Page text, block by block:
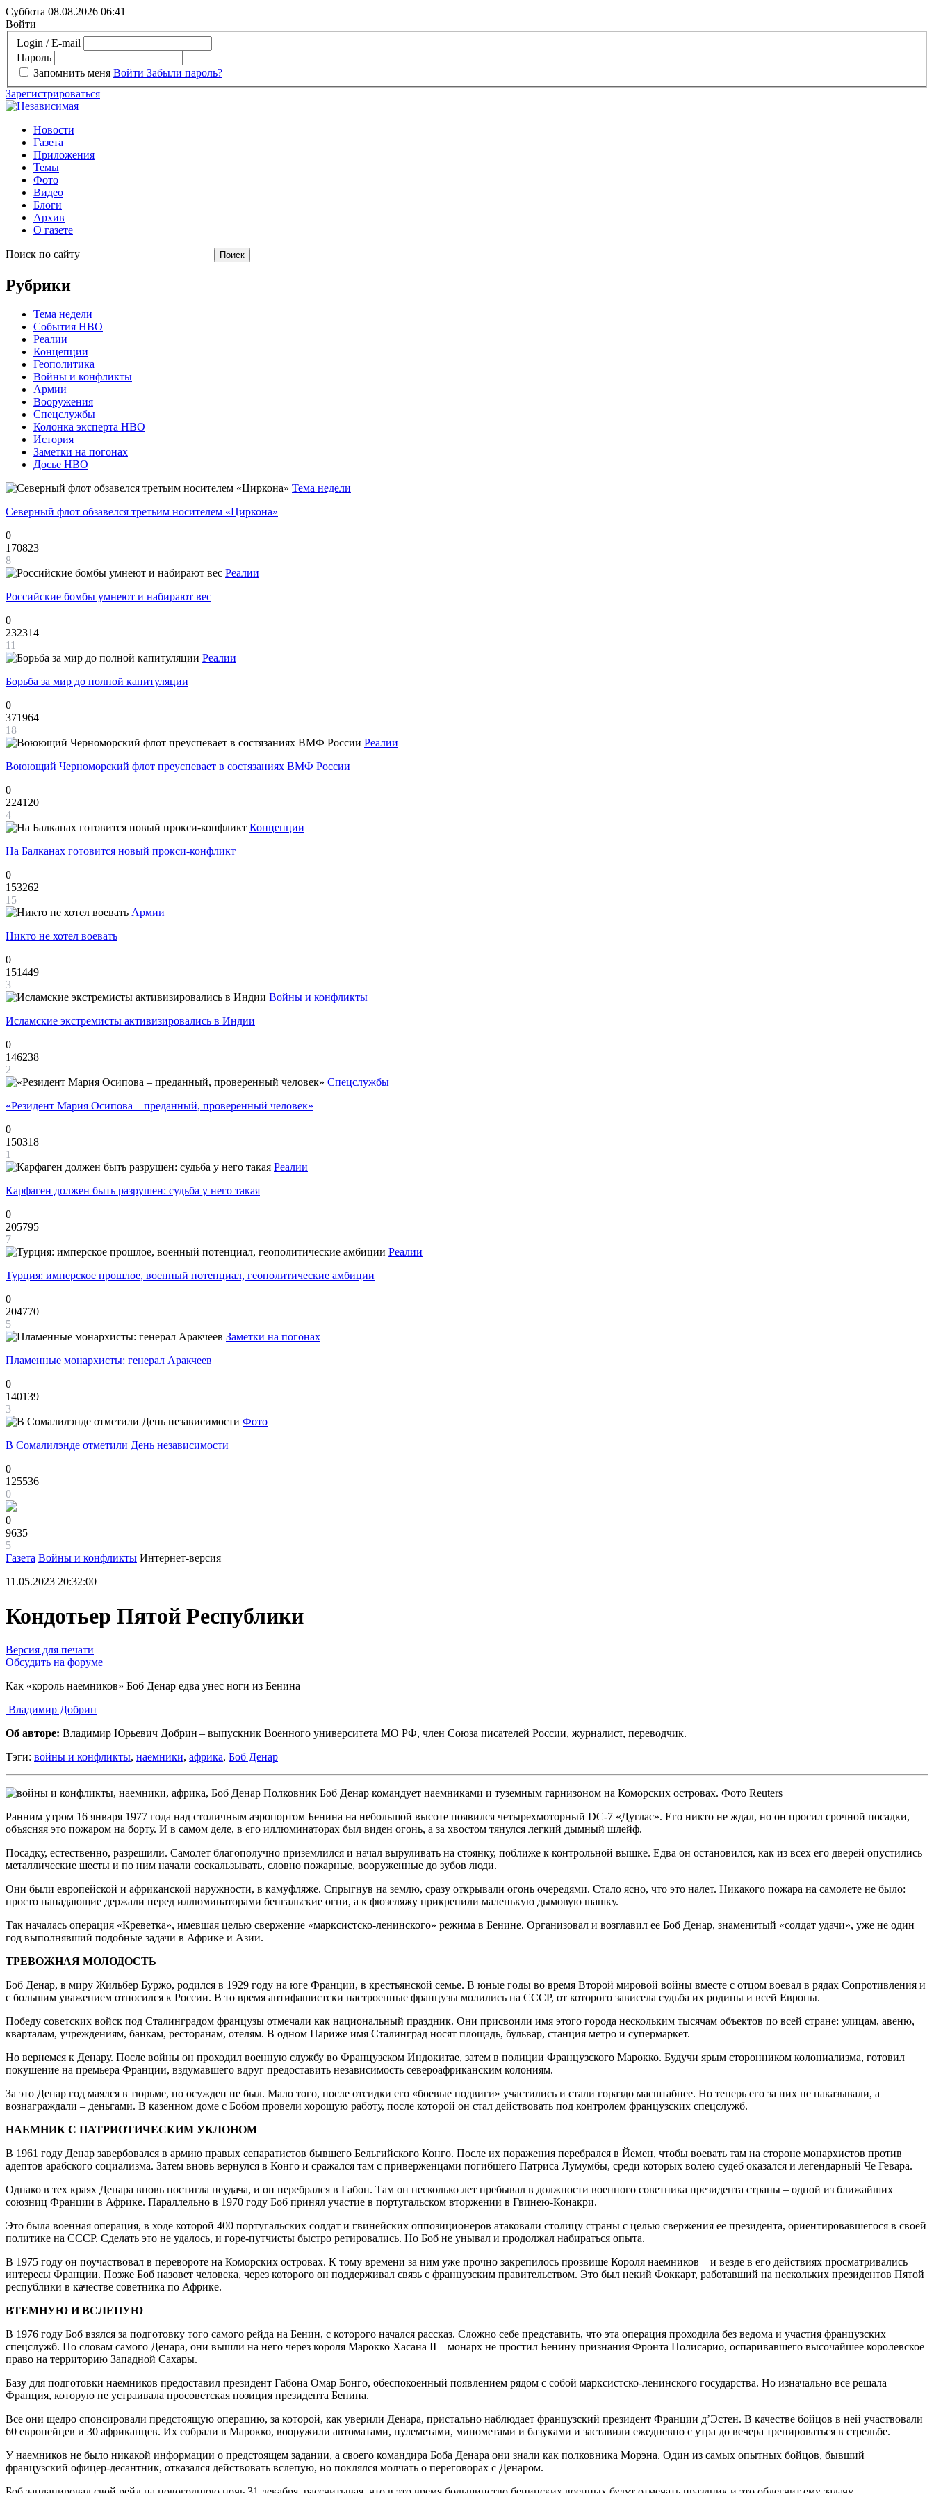
Суббота 08.08.2026 06:41
Войти
Login / E-mail
Пароль
Запомнить меня Войти Забыли пароль?
Зарегистрироваться
Новости
Газета
Приложения
Темы
Фото
Видео
Блоги
Архив
О газете
Поиск по сайту
Рубрики
Тема недели
События НВО
Реалии
Концепции
Геополитика
Войны и конфликты
Армии
Вооружения
Спецслужбы
Колонка эксперта НВО
История
Заметки на погонах
Досье НВО
Тема недели
Северный флот обзавелся третьим носителем «Циркона»
0
170823
8
Реалии
Российские бомбы умнеют и набирают вес
0
232314
11
Реалии
Борьба за мир до полной капитуляции
0
371964
18
Реалии
Воюющий Черноморский флот преуспевает в состязаниях ВМФ России
0
224120
4
Концепции
На Балканах готовится новый прокси-конфликт
0
153262
15
Армии
Никто не хотел воевать
0
151449
3
Войны и конфликты
Исламские экстремисты активизировались в Индии
0
146238
2
Спецслужбы
«Резидент Мария Осипова – преданный, проверенный человек»
0
150318
1
Реалии
Карфаген должен быть разрушен: судьба у него такая
0
205795
7
Реалии
Турция: имперское прошлое, военный потенциал, геополитические амбиции
0
204770
5
Заметки на погонах
Пламенные монархисты: генерал Аракчеев
0
140139
3
Фото
В Сомалилэнде отметили День независимости
0
125536
0
0
9635
5
Газета Войны и конфликты Интернет-версия
11.05.2023 20:32:00
Кондотьер Пятой Республики
Версия для печати
Обсудить на форуме
Как «король наемников» Боб Денар едва унес ноги из Бенина
Владимир Добрин
Об авторе: Владимир Юрьевич Добрин – выпускник Военного университета МО РФ, член Союза писателей России, журналист, переводчик.
Тэги: войны и конфликты, наемники, африка, Боб Денар
Полковник Боб Денар командует наемниками и туземным гарнизоном на Коморских островах. Фото Reuters
Ранним утром 16 января 1977 года над столичным аэропортом Бенина на небольшой высоте появился четырехмоторный DC-7 «Дуглас». Его никто не ждал, но он просил срочной посадки,
объясняя это пожаром на борту. И в самом деле, в его иллюминаторах был виден огонь, а за хвостом тянулся легкий дымный шлейф.
Посадку, естественно, разрешили. Самолет благополучно приземлился и начал выруливать на стоянку, поближе к контрольной вышке. Едва он остановился, как из всех его дверей опустились
металлические шесты и по ним начали соскальзывать, словно пожарные, вооруженные до зубов люди.
Они были европейской и африканской наружности, в камуфляже. Спрыгнув на землю, сразу открывали огонь очередями. Стало ясно, что это налет. Никакого пожара на самолете не было:
просто нападающие держали перед иллюминаторами бенгальские огни, а к фюзеляжу прикрепили маленькую дымовую шашку.
Так началась операция «Креветка», имевшая целью свержение «марксистско-ленинского» режима в Бенине. Организовал и возглавил ее Боб Денар, знаменитый «солдат удачи», уже не один
год выполнявший подобные задачи в Африке и Азии.
ТРЕВОЖНАЯ МОЛОДОСТЬ
Боб Денар, в миру Жильбер Буржо, родился в 1929 году на юге Франции, в крестьянской семье. В юные годы во время Второй мировой войны вместе с отцом воевал в рядах Сопротивления и
с большим уважением относился к России. В то время антифашистски настроенные французы молились на СССР, от которого зависела судьба их родины и всей Европы.
Победу советских войск под Сталинградом французы отмечали как национальный праздник. Они присвоили имя этого города нескольким тысячам объектов по всей стране: улицам, авеню,
кварталам, учреждениям, банкам, ресторанам, отелям. В одном Париже имя Сталинград носят площадь, бульвар, станция метро и супермаркет.
Но вернемся к Денару. После войны он проходил военную службу во Французском Индокитае, затем в полиции Французского Марокко. Будучи ярым сторонником колониализма, готовил
покушение на премьера Франции, вздумавшего вдруг предоставить независимость североафриканским колониям.
За это Денар год маялся в тюрьме, но осужден не был. Мало того, после отсидки его «боевые подвиги» участились и стали гораздо масштабнее. Но теперь его за них не наказывали, а
вознаграждали – деньгами. В казенном доме с Бобом провели хорошую работу, после которой он стал действовать под контролем французских спецслужб.
НАЕМНИК С ПАТРИОТИЧЕСКИМ УКЛОНОМ
В 1961 году Денар завербовался в армию правых сепаратистов бывшего Бельгийского Конго. После их поражения перебрался в Йемен, чтобы воевать там на стороне монархистов против
адептов арабского социализма. Затем вновь вернулся в Конго и сражался там с приверженцами погибшего Патриса Лумумбы, среди которых волею судеб оказался и легендарный Че Гевара.
Однако в тех краях Денара вновь постигла неудача, и он перебрался в Габон. Там он несколько лет пребывал в должности военного советника президента страны – одной из ближайших
союзниц Франции в Африке. Параллельно в 1970 году Боб принял участие в португальском вторжении в Гвинею-Конакри.
Это была военная операция, в ходе которой 400 португальских солдат и гвинейских оппозиционеров атаковали столицу страны с целью свержения ее президента, ориентировавшегося в своей
политике на СССР. Сделать это не удалось, и горе-путчисты быстро ретировались. Но Боб не унывал и продолжал набираться опыта.
В 1975 году он поучаствовал в перевороте на Коморских островах. К тому времени за ним уже прочно закрепилось прозвище Короля наемников – и везде в его действиях просматривались
интересы Франции. Позже Боб назовет человека, через которого он поддерживал связь с французским правительством. Это был некий Фоккарт, работавший на нескольких президентов Пятой
республики в качестве советника по Африке.
ВТЕМНУЮ И ВСЛЕПУЮ
В 1976 году Боб взялся за подготовку того самого рейда на Бенин, с которого начался рассказ. Сложно себе представить, что эта операция проходила без ведома и участия французских
спецслужб. По словам самого Денара, они вышли на него через короля Марокко Хасана II – монарх не простил Бенину признания Фронта Полисарио, оспаривавшего высочайшее королевское
право на территорию Западной Сахары.
Базу для подготовки наемников предоставил президент Габона Омар Бонго, обеспокоенный появлением рядом с собой марксистско-ленинского государства. Но изначально все решала
Франция, которую не устраивала просоветская позиция президента Бенина.
Все они щедро спонсировали предстоящую операцию, за которой, как уверили Денара, пристально наблюдает французский президент Франции д’Эстен. В качестве бойцов в ней участвовали
60 европейцев и 30 африканцев. Их собрали в Марокко, вооружили автоматами, пулеметами, минометами и базуками и заставили ежедневно с утра до вечера тренироваться в стрельбе.
У наемников не было никакой информации о предстоящем задании, а своего командира Боба Денара они знали как полковника Морэна. Один из самых опытных бойцов, бывший
французский офицер-десантник, отказался действовать вслепую, но поклялся молчать о переговорах с Денаром.